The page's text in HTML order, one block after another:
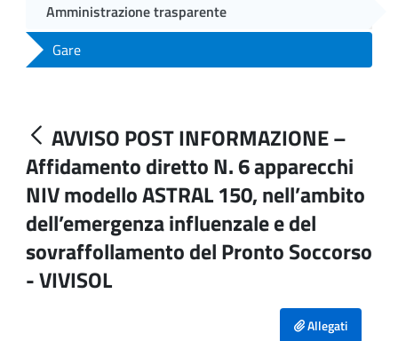
Amministrazione trasparente
Gare
AVVISO POST INFORMAZIONE –
Affidamento diretto N. 6 apparecchi
NIV modello ASTRAL 150, nell’ambito
dell’emergenza influenzale e del
sovraffollamento del Pronto Soccorso
- VIVISOL
Allegati